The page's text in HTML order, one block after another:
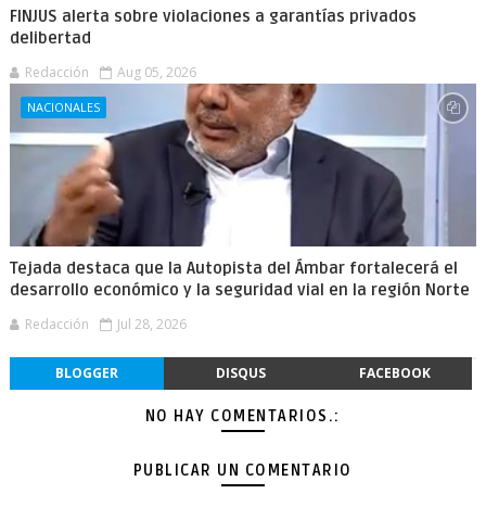
FINJUS alerta sobre violaciones a garantías privados
delibertad
Redacción Aug 05, 2026
NACIONALES
Tejada destaca que la Autopista del Ámbar fortalecerá el
desarrollo económico y la seguridad vial en la región Norte
Redacción Jul 28, 2026
BLOGGER DISQUS FACEBOOK
NO HAY COMENTARIOS.:
PUBLICAR UN COMENTARIO